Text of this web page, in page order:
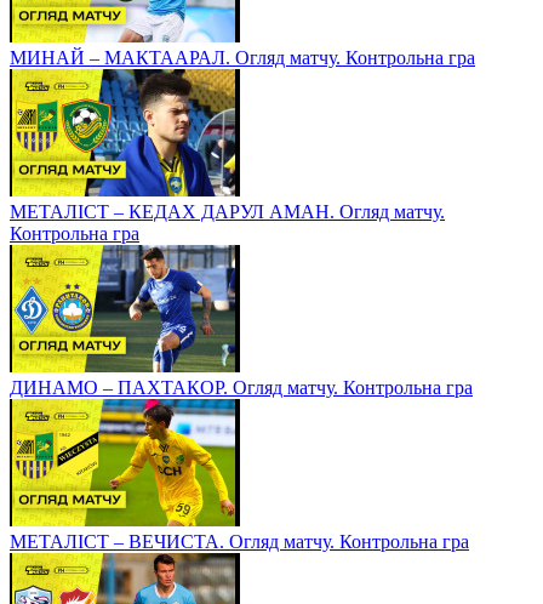
МИНАЙ – МАКТААРАЛ. Огляд матчу. Контрольна гра
МЕТАЛІСТ – КЕДАХ ДАРУЛ АМАН. Огляд матчу.
Контрольна гра
ДИНАМО – ПАХТАКОР. Огляд матчу. Контрольна гра
МЕТАЛІСТ – ВЕЧИСТА. Огляд матчу. Контрольна гра